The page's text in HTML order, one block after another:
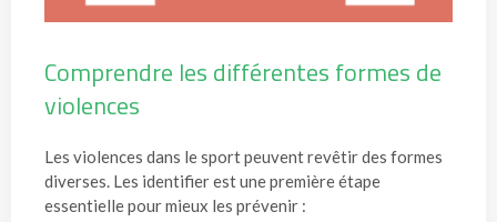
Comprendre les différentes formes de
violences
Les violences dans le sport peuvent revêtir des formes
diverses. Les identifier est une première étape
essentielle pour mieux les prévenir :